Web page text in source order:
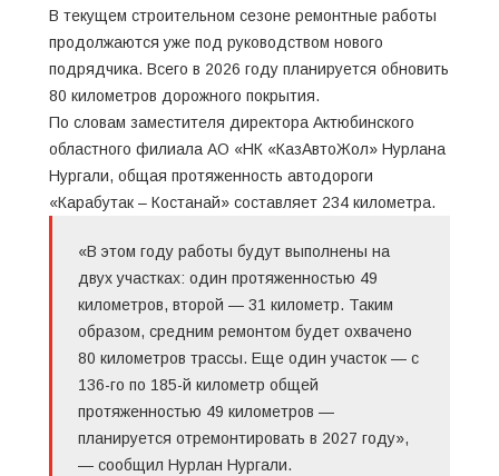
В текущем строительном сезоне ремонтные работы
продолжаются уже под руководством нового
подрядчика. Всего в 2026 году планируется обновить
80 километров дорожного покрытия.
По словам заместителя директора Актюбинского
областного филиала АО «НК «КазАвтоЖол» Нурлана
Нургали, общая протяженность автодороги
«Карабутак – Костанай» составляет 234 километра.
«В этом году работы будут выполнены на
двух участках: один протяженностью 49
километров, второй — 31 километр. Таким
образом, средним ремонтом будет охвачено
80 километров трассы. Еще один участок — с
136-го по 185-й километр общей
протяженностью 49 километров —
планируется отремонтировать в 2027 году»,
— сообщил Нурлан Нургали.